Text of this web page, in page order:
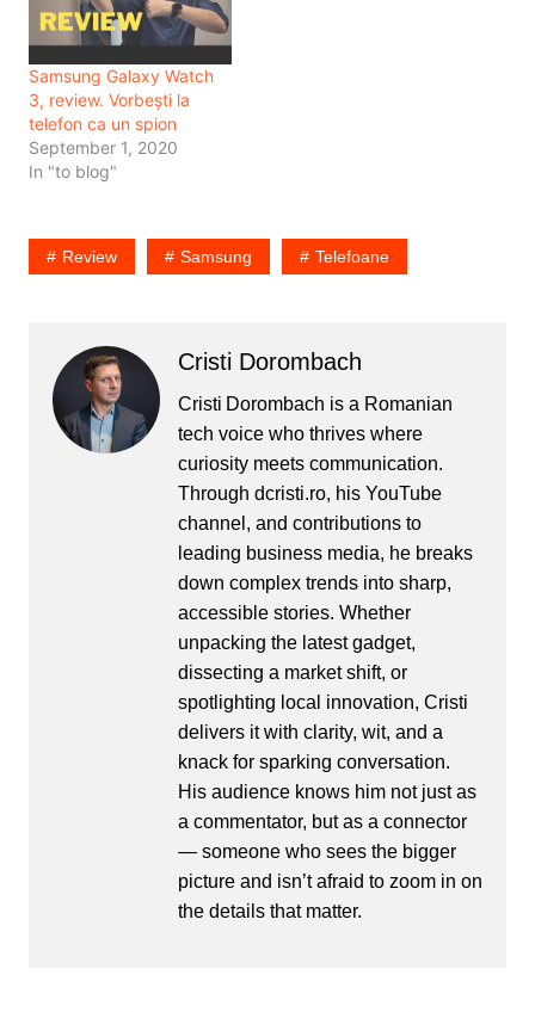
Samsung Galaxy Watch
3, review. Vorbești la
telefon ca un spion
September 1, 2020
In "to blog"
Review Samsung Telefoane
Cristi Dorombach
Cristi Dorombach is a Romanian
tech voice who thrives where
curiosity meets communication.
Through dcristi.ro, his YouTube
channel, and contributions to
leading business media, he breaks
down complex trends into sharp,
accessible stories. Whether
unpacking the latest gadget,
dissecting a market shift, or
spotlighting local innovation, Cristi
delivers it with clarity, wit, and a
knack for sparking conversation.
His audience knows him not just as
a commentator, but as a connector
— someone who sees the bigger
picture and isn’t afraid to zoom in on
the details that matter.